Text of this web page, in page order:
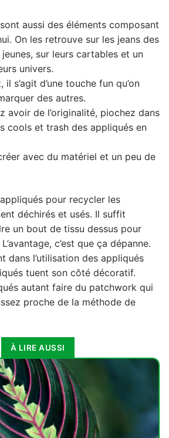
aussi des éléments composant
On les retrouve sur les jeans des
sur leurs cartables et un
univers.
s’agit d’une touche fun qu’on
des autres.
avoir de l’originalité, piochez dans
cools et trash des appliqués en
avec du matériel et un peu de
pour recycler les
déchirés et usés. Il suffit
un bout de tissu dessus pour
c’est que ça dépanne.
dans l’utilisation des appliqués
tuent son côté décoratif.
autant faire du patchwork qui
proche de la méthode de
À LIRE AUSSI